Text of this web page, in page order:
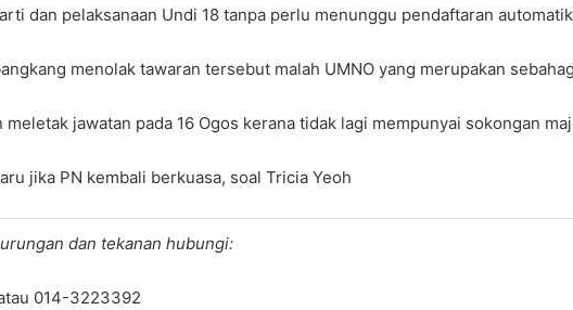
dan pelaksanaan Undi 18 tanpa perlu menunggu pendaftaran
menolak tawaran tersebut malah UMNO yang merupakan
jawatan pada 16 Ogos kerana tidak lagi mempunyai sokongan
jika PN kembali berkuasa, soal Tricia Yeoh
dan tekanan hubungi:
014-3223392